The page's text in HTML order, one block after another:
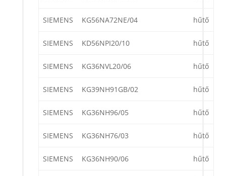
SIEMENS KG56NA72NE/04 hűtő
SIEMENS KD56NPI20/10 hűtő
SIEMENS KG36NVL20/06 hűtő
SIEMENS KG39NH91GB/02 hűtő
SIEMENS KG36NH96/05 hűtő
SIEMENS KG36NH76/03 hűtő
SIEMENS KG36NH90/06 hűtő